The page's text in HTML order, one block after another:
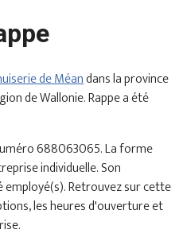
de Méandans la province
de Wallonie. Rappe a été
688063065. La forme
individuelle. Son
Retrouvez sur cette
les heures d'ouverture et